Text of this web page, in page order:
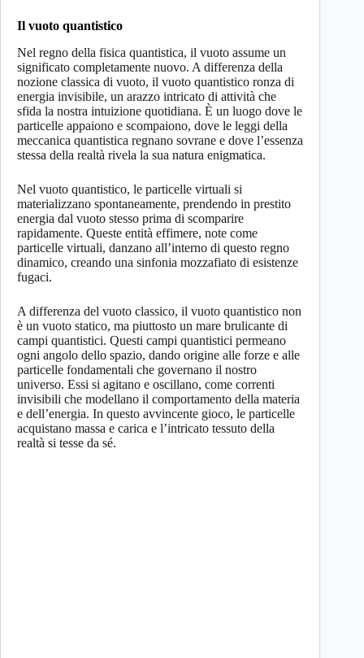
Il vuoto quantistico
Nel regno della fisica quantistica, il vuoto assume un
significato completamente nuovo. A differenza della
nozione classica di vuoto, il vuoto quantistico ronza di
energia invisibile, un arazzo intricato di attività che
sfida la nostra intuizione quotidiana. È un luogo dove le
particelle appaiono e scompaiono, dove le leggi della
meccanica quantistica regnano sovrane e dove l’essenza
stessa della realtà rivela la sua natura enigmatica.
Nel vuoto quantistico, le particelle virtuali si
materializzano spontaneamente, prendendo in prestito
energia dal vuoto stesso prima di scomparire
rapidamente. Queste entità effimere, note come
particelle virtuali, danzano all’interno di questo regno
dinamico, creando una sinfonia mozzafiato di esistenze
fugaci.
A differenza del vuoto classico, il vuoto quantistico non
è un vuoto statico, ma piuttosto un mare brulicante di
campi quantistici. Questi campi quantistici permeano
ogni angolo dello spazio, dando origine alle forze e alle
particelle fondamentali che governano il nostro
universo. Essi si agitano e oscillano, come correnti
invisibili che modellano il comportamento della materia
e dell’energia. In questo avvincente gioco, le particelle
acquistano massa e carica e l’intricato tessuto della
realtà si tesse da sé.